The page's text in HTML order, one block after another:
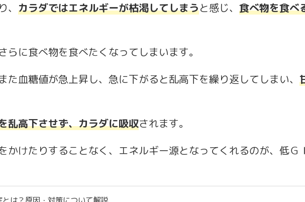
カラダではエネルギーが枯渇してしまうと感じ、 食べ物を食べ
らに食べ物を食べたくなってしまいます。
た血糖値が急上昇し、急に下がると乱高下を繰り返してしまい、
乱高下させず、カラダに吸収されます。
かけたりすることなく、エネルギー源となってくれるのが、低Ｇ